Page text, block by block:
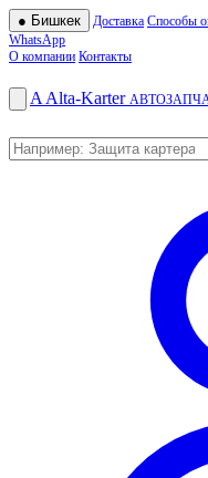
● Бишкек Доставка Способы
WhatsApp
О компании Контакты
A Alta-Karter